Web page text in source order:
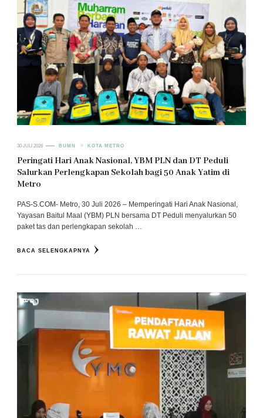
30 JULI 2026 BUMN KOTA METRO
Peringati Hari Anak Nasional, YBM PLN dan DT Peduli
Salurkan Perlengkapan Sekolah bagi 50 Anak Yatim di
Metro
PAS-S.COM- Metro, 30 Juli 2026 – Memperingati Hari Anak Nasional,
Yayasan Baitul Maal (YBM) PLN bersama DT Peduli menyalurkan 50
paket tas dan perlengkapan sekolah …
BACA SELENGKAPNYA